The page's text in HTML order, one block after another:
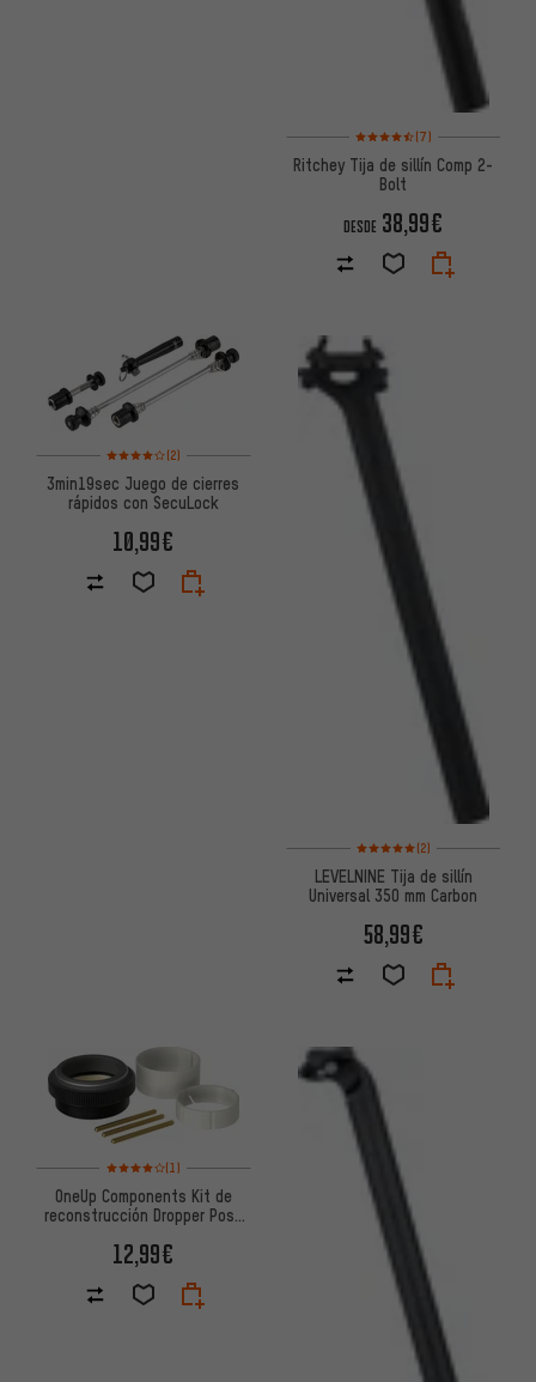
Valoración media: 4,5 de 5
(7)
Ritchey Tija de sillín Comp 2-
Bolt
DESDE 38,99€
Valoración media: 4 de 5 basada en 2 reseñas
(2)
3min19sec Juego de cierres
rápidos con SecuLock
10,99€
Valoración media: 5 de 5
(2)
LEVELNINE Tija de sillín
Universal 350 mm Carbon
58,99€
Valoración media: 4 de 5 basada en 1 reseñas
(1)
OneUp Components Kit de
reconstrucción Dropper Post
12,99€